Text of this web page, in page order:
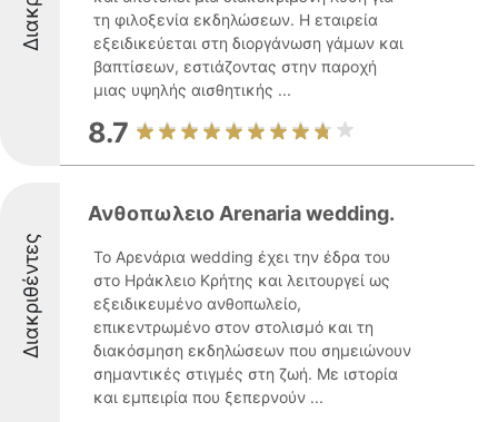
τη φιλοξενία εκδηλώσεων. Η εταιρεία
εξειδικεύεται στη διοργάνωση γάμων και
βαπτίσεων, εστιάζοντας στην παροχή
μιας υψηλής αισθητικής ...
8.7
Διακριθέντες
Ανθοπωλειο Arenaria wedding.
Το Αρενάρια wedding έχει την έδρα του
στο Ηράκλειο Κρήτης και λειτουργεί ως
εξειδικευμένο ανθοπωλείο,
επικεντρωμένο στον στολισμό και τη
διακόσμηση εκδηλώσεων που σημειώνουν
σημαντικές στιγμές στη ζωή. Με ιστορία
και εμπειρία που ξεπερνούν ...